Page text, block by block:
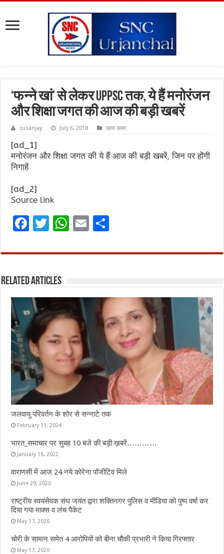
‘फन्ने खां’ से लेकर UPPSC तक, ये हैं मनोरंजन
और शिक्षा जगत की आज की बड़ी खबरें
cusanjay July 6, 2018 ख़ास खबर
[ad_1]
मनोरंजन और शिक्षा जगत की ये हैं आज की बड़ी खबरें, जिन पर होंगी
निगाहें
[ad_2]
Source link
F
ce
o
o
k
T
it
r
W
at
A
p
p
E
ai ar
Related Articles
जलवायु परिवर्तन के शोर से सन्नाटे तक
February 11, 2024
भारत_समाचार पर सुबह 10 बजे की बड़ी ख़बरें…………
January 16, 2022
वाराणसी में आज 24 नये कोरेना पॉजीटिव मिले
June 29, 2020
राष्ट्रीय स्वयंसेवक संघ जयंत द्वारा शक्तिनगर पुलिस व मीडिया को पुष्प वर्षा कर
दिया गया माक्स व लंच पैकेट
May 17, 2020
चोरी के सामान समेत 4 आरोपियों को बीना चौकी प्रभारी ने किया गिरफ्तार
May 17, 2020